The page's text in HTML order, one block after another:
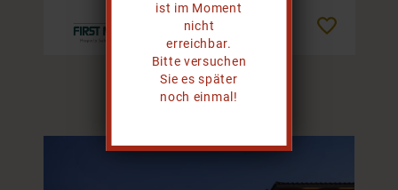
ist im Moment
nicht
erreichbar.
Bitte versuchen
Sie es später
noch einmal!
1 / 20